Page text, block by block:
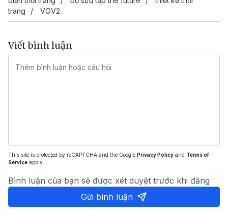
trang
VOV2
Viết bình luận
This site is protected by reCAPTCHA and the Google Privacy Policy and Terms of
Service apply.
Bình luận của bạn sẽ được xét duyệt trước khi đăng
Gửi bình luận